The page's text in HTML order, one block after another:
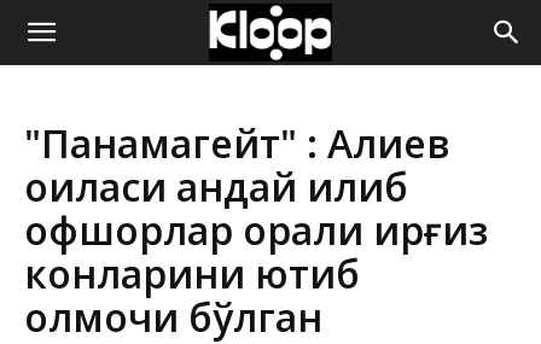
ҚИРҒИЗИСТОН
ЯНГИЛИКЛАРИ
"Панамагейт" : Алиев
оиласи қандай қилиб
офшорлар орқали қирғиз
конларини ютиб
олмоқчи бўлган